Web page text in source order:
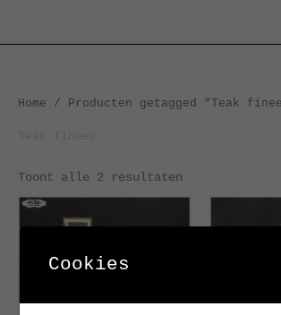
Home / Producten getagged “Teak
Toont alle 2 resultaten
Gesorteerd
op
Cookies